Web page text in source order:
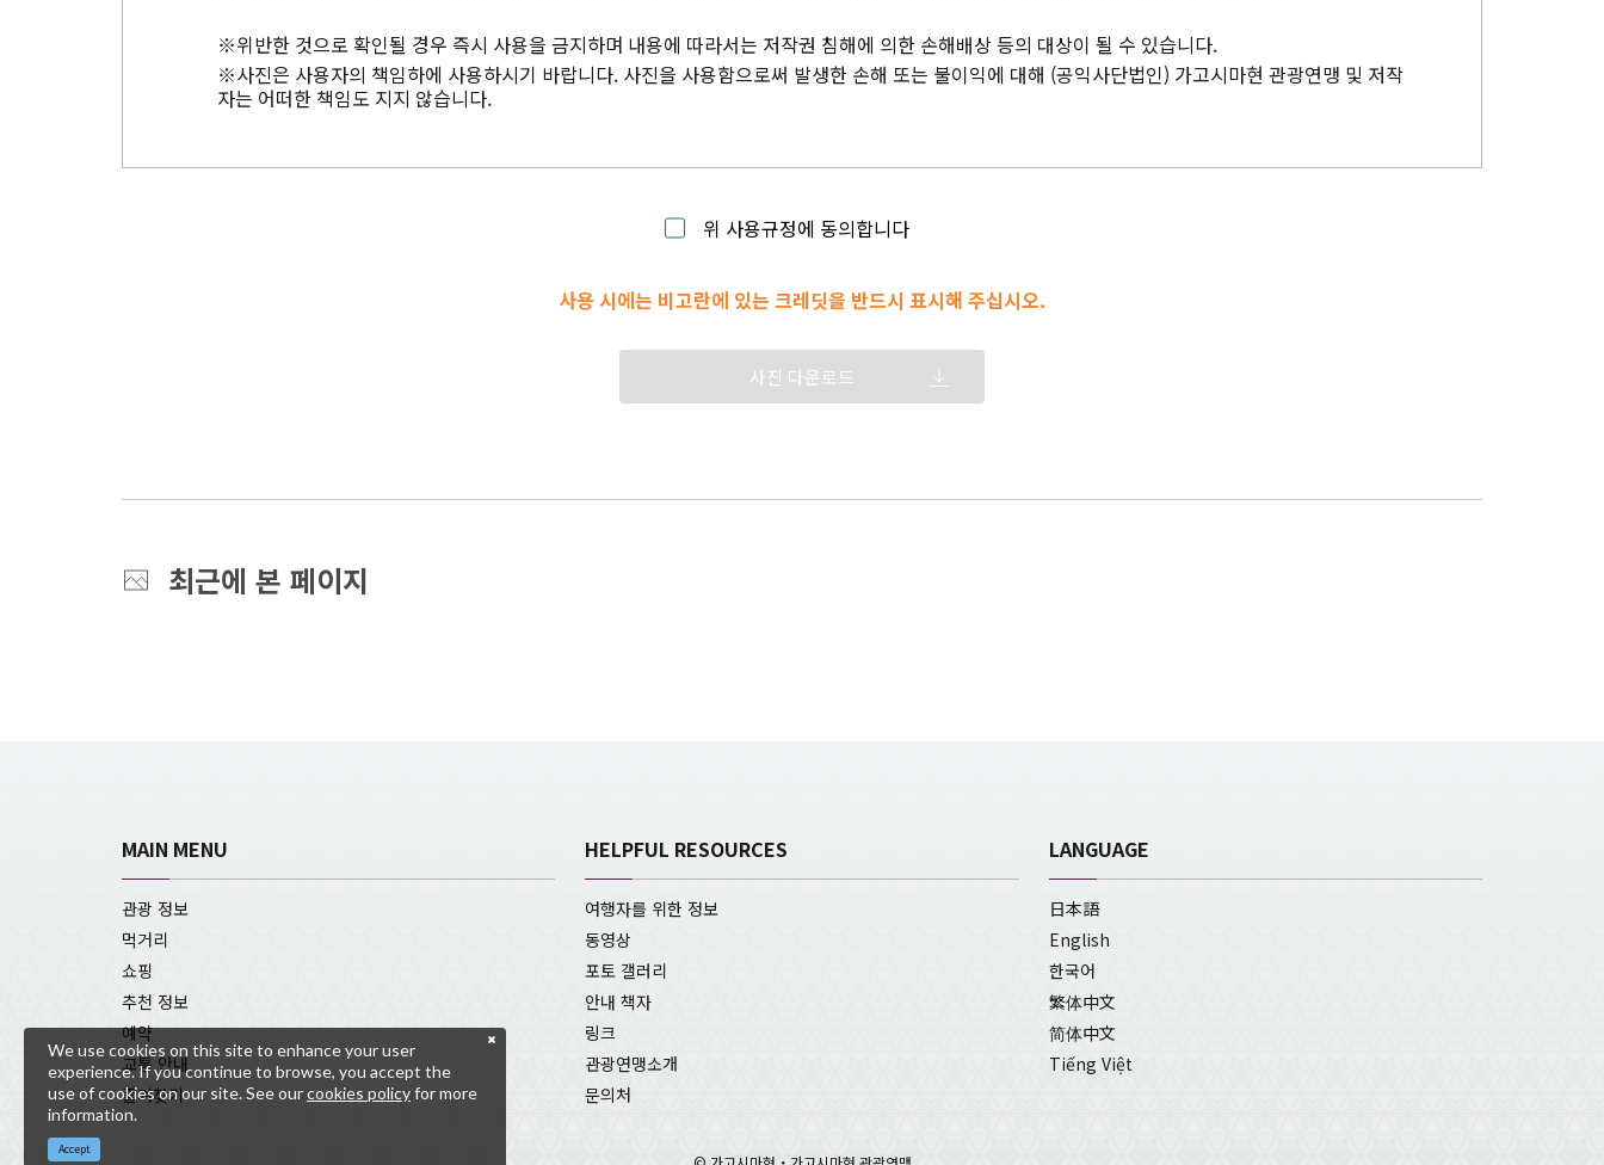
※위반한 것으로 확인될 경우 즉시 사용을 금지하며 내용에 따라서는 저작권 침해에 의한 손해배상 등의 대상이 될 수 있습니다.
※사진은 사용자의 책임하에 사용하시기 바랍니다. 사진을 사용함으로써 발생한 손해 또는 불이익에 대해 (공익사단법인) 가고시마현 관광연맹 및 저작
자는 어떠한 책임도 지지 않습니다.
위 사용규정에 동의합니다
사용 시에는 비고란에 있는 크레딧을 반드시 표시해 주십시오.
사진 다운로드
최근에 본 페이지
MAIN MENU
관광 정보
먹거리
쇼핑
추천 정보
예약
교통 안내
즐겨찾기
HELPFUL RESOURCES
여행자를 위한 정보
동영상
포토 갤러리
안내 책자
링크
관광연맹소개
문의처
LANGUAGE
日本語
English
한국어
繁体中文
简体中文
Tiếng Việt
We use cookies on this site to enhance your user
experience. If you continue to browse, you accept the
use of cookies on our site. See ourcookies policyfor more
information.
Accept